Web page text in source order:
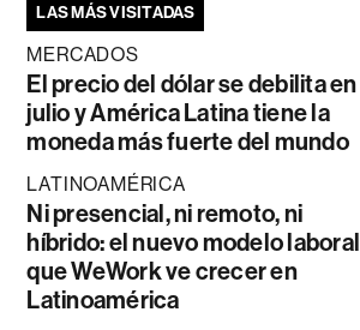
LAS MÁS VISITADAS
MERCADOS
El precio del dólar se debilita en
julio y América Latina tiene la
moneda más fuerte del mundo
LATINOAMÉRICA
Ni presencial, ni remoto, ni
híbrido: el nuevo modelo laboral
que WeWork ve crecer en
Latinoamérica